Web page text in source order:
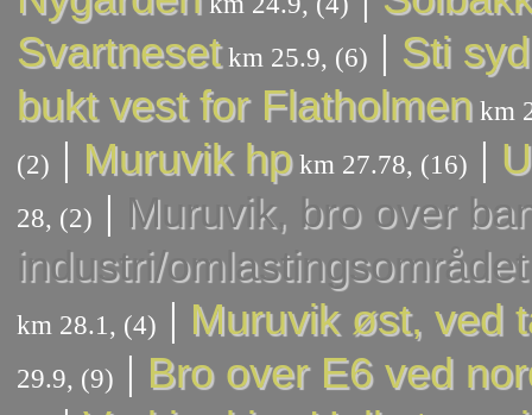
Svartnesetkm 25.9, (6) | Sti
bukt vest for Flatholmen km
(2) | Muruvik hpkm 27.78, (16) |
28, (2) | Muruvik, bro over
industri/omlastingsområdet
km 28.1, (4) | Muruvik øst, ved
29.9, (9) | Bro over E6 ved